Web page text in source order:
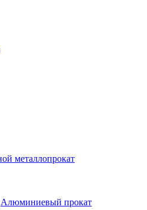
металлопрокат
Алюминиевый прокат